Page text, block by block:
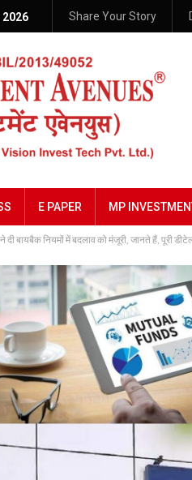
Share Your Story
E PAPER MP
दी बायबैक नियमों में बदलाव को मंजूरी, जानते हैं, पूरी